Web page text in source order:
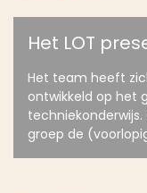
Het LOT
Het team heeft
ontwikkeld op het
groep de